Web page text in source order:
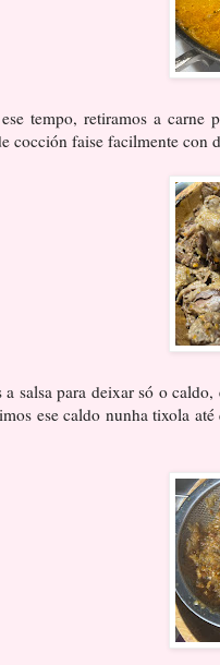
tempo, retiramos a carne
cocción faise facilmente con
a salsa para deixar só o
ese caldo nunha tixola